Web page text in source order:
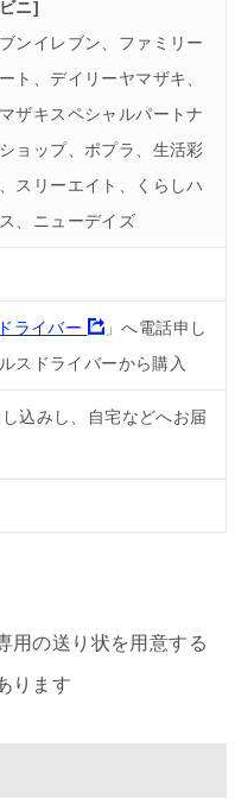
ニ]
ンイレブン、ファミリー
ト、デイリーヤマザキ、
ザキスペシャルパートナ
ョップ、ポプラ、生活彩
スリーエイト、くらしハ
、ニューデイズ
ライバー
」へ電話申し
スドライバーから購入
し込みし、自宅などへお届
用の送り状を用意する
ります